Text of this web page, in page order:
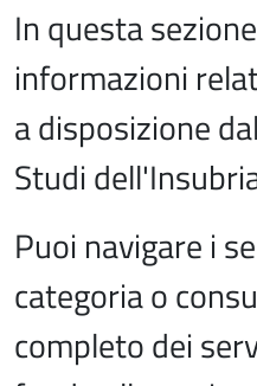
In questa
informazioni
a disposizione
Studi
Puoi navigare i
categoria o
completo dei